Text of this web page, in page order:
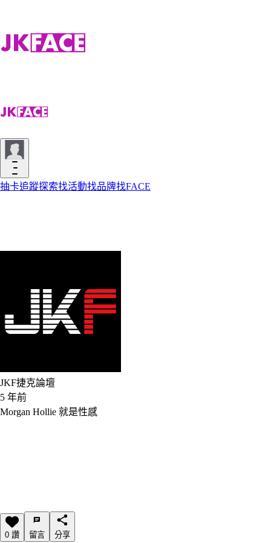
抽卡追蹤探索找活動找品牌找FACE
JKF捷克論壇
5 年前
Morgan Hollie 就是性感
0 讚 留言 分享